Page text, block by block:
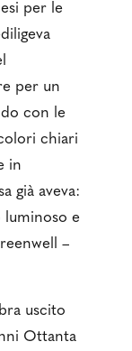
per le
per un
con le
chiari
in
già aveva:
e
–
uscito
Ottanta